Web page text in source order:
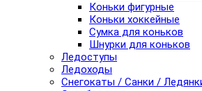
Коньки фигурные
Коньки хоккейные
Сумка для коньков
Шнурки для коньков
Ледоступы
Ледоходы
Снегокаты / Санки /